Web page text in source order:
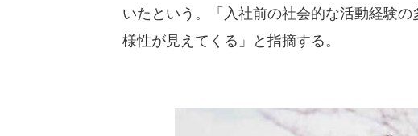
いたという。「入社前の社会的な活動経験
様性が見えてくる」と指摘する。